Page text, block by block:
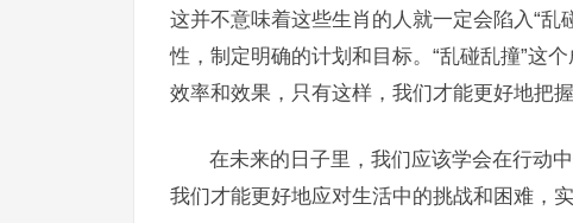
这并不意味着这些生肖的人就一定会陷入“
性，制定明确的计划和目标。“乱碰乱撞”这
效率和效果，只有这样，我们才能更好地把
在未来的日子里，我们应该学会在行动
我们才能更好地应对生活中的挑战和困难，